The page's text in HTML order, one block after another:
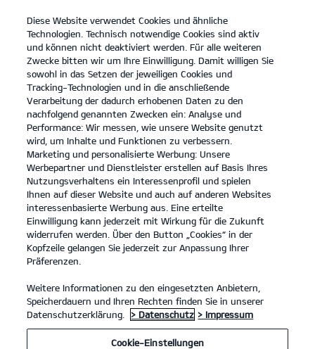
open
menu
KONTAKT
Technische Daten
... ... TECHNISCHE DATEN
DER KIA NIRO - TECHNISCHE DATEN
PREISLISTE
Abmessungen
Diese Website verwendet Cookies und ähnliche
Technologien. Technisch notwendige Cookies sind aktiv
und können nicht deaktiviert werden. Für alle weiteren
Zwecke bitten wir um Ihre Einwilligung. Damit willigen Sie
sowohl in das Setzen der jeweiligen Cookies und
Tracking-Technologien und in die anschließende
Verarbeitung der dadurch erhobenen Daten zu den
nachfolgend genannten Zwecken ein: Analyse und
Performance: Wir messen, wie unsere Website genutzt
wird, um Inhalte und Funktionen zu verbessern.
Marketing und personalisierte Werbung: Unsere
Werbepartner und Dienstleister erstellen auf Basis Ihres
Nutzungsverhaltens ein Interessenprofil und spielen
Ihnen auf dieser Website und auch auf anderen Websites
interessenbasierte Werbung aus. Eine erteilte
Einwilligung kann jederzeit mit Wirkung für die Zukunft
widerrufen werden. Über den Button „Cookies“ in der
Kopfzeile gelangen Sie jederzeit zur Anpassung Ihrer
Präferenzen.
Weitere Informationen zu den eingesetzten Anbietern,
Speicherdauern und Ihren Rechten finden Sie in unserer
Datenschutzerklärung.
> Datenschutz > Impressum
Cookie-Einstellungen